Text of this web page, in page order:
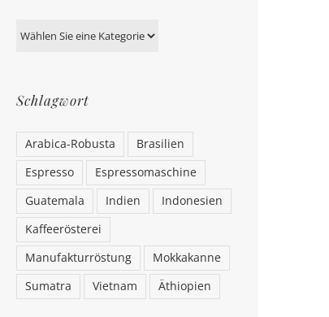
Schlagwort
Arabica-Robusta
Brasilien
Espresso
Espressomaschine
Guatemala
Indien
Indonesien
Kaffeerösterei
Manufakturröstung
Mokkakanne
Sumatra
Vietnam Äthiopien